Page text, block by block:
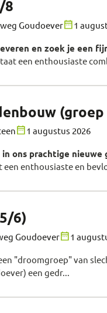
8
Goudoeverdate_range1
en zoek je een
een enthousiaste
date_range1 augustus 2026
ons prachtige nieuwe
een enthousiaste en
6)
Goudoeverdate_range1
"droomgroep" van
een gedr...